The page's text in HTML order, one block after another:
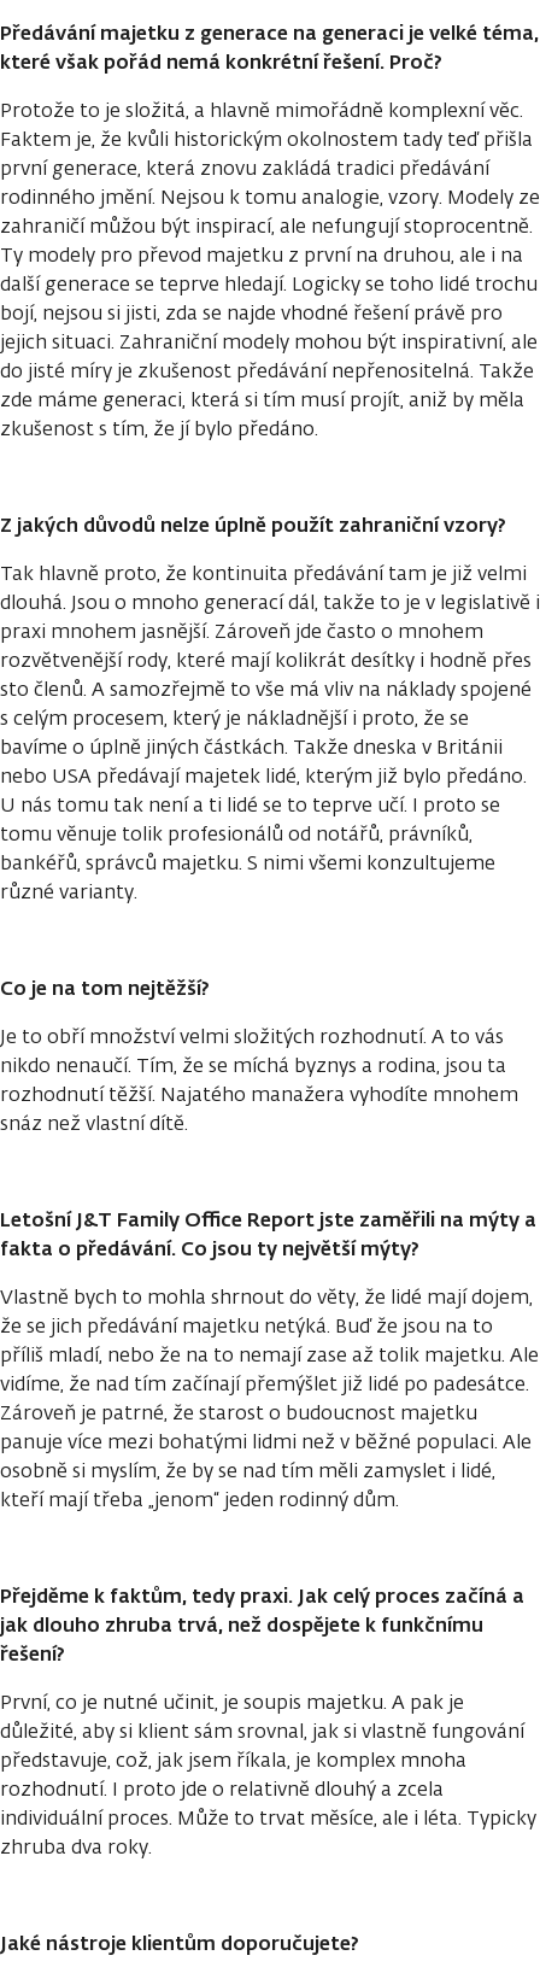
Předávání majetku z generace na generaci je velké téma,
které však pořád nemá konkrétní řešení. Proč?
Protože to je složitá, a hlavně mimořádně komplexní věc.
Faktem je, že kvůli historickým okolnostem tady teď přišla
první generace, která znovu zakládá tradici předávání
rodinného jmění. Nejsou k tomu analogie, vzory. Modely ze
zahraničí můžou být inspirací, ale nefungují stoprocentně.
Ty modely pro převod majetku z první na druhou, ale i na
další generace se teprve hledají. Logicky se toho lidé trochu
bojí, nejsou si jisti, zda se najde vhodné řešení právě pro
jejich situaci. Zahraniční modely mohou být inspirativní, ale
do jisté míry je zkušenost předávání nepřenositelná. Takže
zde máme generaci, která si tím musí projít, aniž by měla
zkušenost s tím, že jí bylo předáno.
Z jakých důvodů nelze úplně použít zahraniční vzory?
Tak hlavně proto, že kontinuita předávání tam je již velmi
dlouhá. Jsou o mnoho generací dál, takže to je v legislativě i
praxi mnohem jasnější. Zároveň jde často o mnohem
rozvětvenější rody, které mají kolikrát desítky i hodně přes
sto členů. A samozřejmě to vše má vliv na náklady spojené
s celým procesem, který je nákladnější i proto, že se
bavíme o úplně jiných částkách. Takže dneska v Británii
nebo USA předávají majetek lidé, kterým již bylo předáno.
U nás tomu tak není a ti lidé se to teprve učí. I proto se
tomu věnuje tolik profesionálů od notářů, právníků,
bankéřů, správců majetku. S nimi všemi konzultujeme
různé varianty.
Co je na tom nejtěžší?
Je to obří množství velmi složitých rozhodnutí. A to vás
nikdo nenaučí. Tím, že se míchá byznys a rodina, jsou ta
rozhodnutí těžší. Najatého manažera vyhodíte mnohem
snáz než vlastní dítě.
Letošní J&T Family Office Report jste zaměřili na mýty a
fakta o předávání. Co jsou ty největší mýty?
Vlastně bych to mohla shrnout do věty, že lidé mají dojem,
že se jich předávání majetku netýká. Buď že jsou na to
příliš mladí, nebo že na to nemají zase až tolik majetku. Ale
vidíme, že nad tím začínají přemýšlet již lidé po padesátce.
Zároveň je patrné, že starost o budoucnost majetku
panuje více mezi bohatými lidmi než v běžné populaci. Ale
osobně si myslím, že by se nad tím měli zamyslet i lidé,
kteří mají třeba „jenom“ jeden rodinný dům.
Přejděme k faktům, tedy praxi. Jak celý proces začíná a
jak dlouho zhruba trvá, než dospějete k funkčnímu
řešení?
První, co je nutné učinit, je soupis majetku. A pak je
důležité, aby si klient sám srovnal, jak si vlastně fungování
představuje, což, jak jsem říkala, je komplex mnoha
rozhodnutí. I proto jde o relativně dlouhý a zcela
individuální proces. Může to trvat měsíce, ale i léta. Typicky
zhruba dva roky.
Jaké nástroje klientům doporučujete?